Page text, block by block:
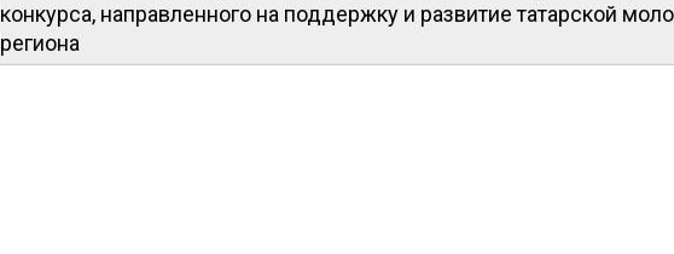
конкурса, направленного на поддержку и развитие татарской
региона